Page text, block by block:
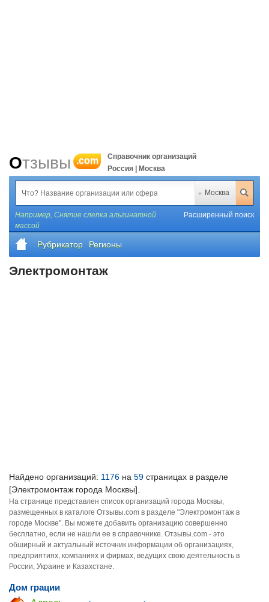
Отзывы .com
Справочник организаций
Россия | Москва
Москва
Например, Снятие слепка альгинатной
массой
Расширенный поиск
Рубрикатор Регионы
Электромонтаж
Найдено организаций: 1176 на 59 страницах в разделе
[Электромонтаж города Москвы].
На странице представлен список организаций города Москвы,
размещенных в каталоге Отзывы.com в разделе "Электромонтаж в
городе Москве". Вы можете добавить организацию совершенно
бесплатно, если не нашли ее в справочнике. Отзывы.com - это
обширный и актуальный источник информации об организациях,
предприятиях, компаниях и фирмах, ведущих свою деятельность в
России, Украине и Казахстане.
Дом грации